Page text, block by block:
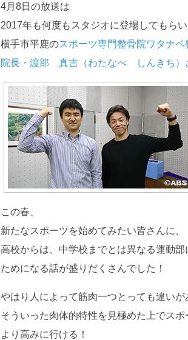
4月8日の放送は
2017年も何度もスタジオに登場してもらい
横手市平鹿のスポーツ専門整骨院ワタナベ
院長・渡部 真吉（わたなべ しんきち）
この春、
新たなスポーツを始めてみたい皆さんに、
高校からは、中学校までとは異なる運動部
ためになる話が盛りだくさんでした！
やはり人によって筋肉一つとっても違いが
そういった肉体的特性を見極めた上でスポ
より高みに行ける！